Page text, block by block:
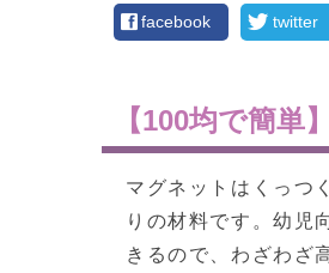
facebook twitter
【100均で簡
マグネットはくっつ
りの材料です。幼児
きるので、わざわざ